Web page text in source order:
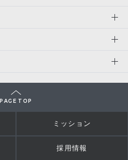
PAGE TOP
ミッション
採用情報